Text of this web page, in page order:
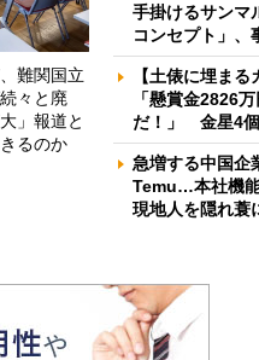
難関国立
々と廃
」報道と
るのか
手掛けるサン
コンセプト」、
【土俵に埋ま
「懸賞金2826
だ！」 金星4個
急増する中国企
Temu…本社機
現地人を隠れ蓑